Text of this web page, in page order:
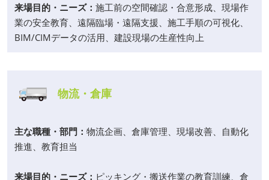
来場目的・ニーズ： 施工前の空間確認・合意形成、現場作
業の安全教育、遠隔臨場・遠隔支援、施工手順の可視化、
BIM/CIMデータの活用、建設現場の生産性向上
物流・倉庫
主な職種・部門： 物流企画、倉庫管理、現場改善、自動化
推進、教育担当
来場目的・ニーズ： ピッキング・搬送作業の教育訓練、倉